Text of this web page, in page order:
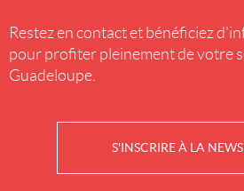
Restez en contact et bénéficiez
pour profiter pleinement de votre
Guadeloupe.
S'INSCRIRE À LA